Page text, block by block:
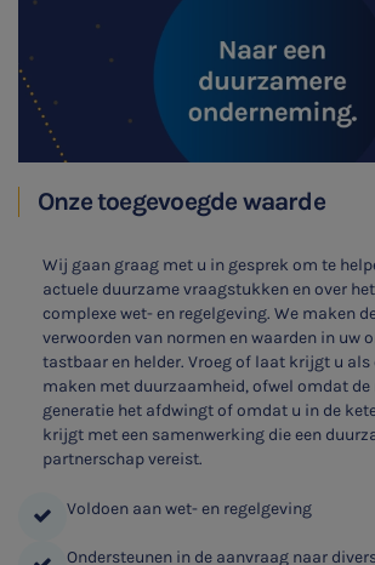
Onze toegevoegde waarde
Wij gaan graag met u in gesprek om te
actuele duurzame vraagstukken en over
complexe wet- en regelgeving. We maken
verwoorden van normen en waarden in uw
tastbaar en helder. Vroeg of laat krijgt u als
maken met duurzaamheid, ofwel omdat de
generatie het afdwingt of omdat u in de
krijgt met een samenwerking die een
partnerschap vereist.
Voldoen aan wet- en regelgeving
Ondersteunen in de aanvraag naar